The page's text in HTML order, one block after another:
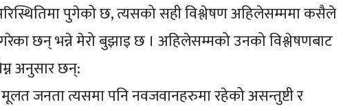
पुगेको छ, त्यसको सही विश्लेषण अहिलेसम्ममा कसैले
छन् भन्ने मेरो बुझाइ छ । अहिलेसम्मको उनको विश्लेषणबाट
अनुसार छन्:
जनता त्यसमा पनि नवजवानहरुमा रहेको असन्तुष्टी र